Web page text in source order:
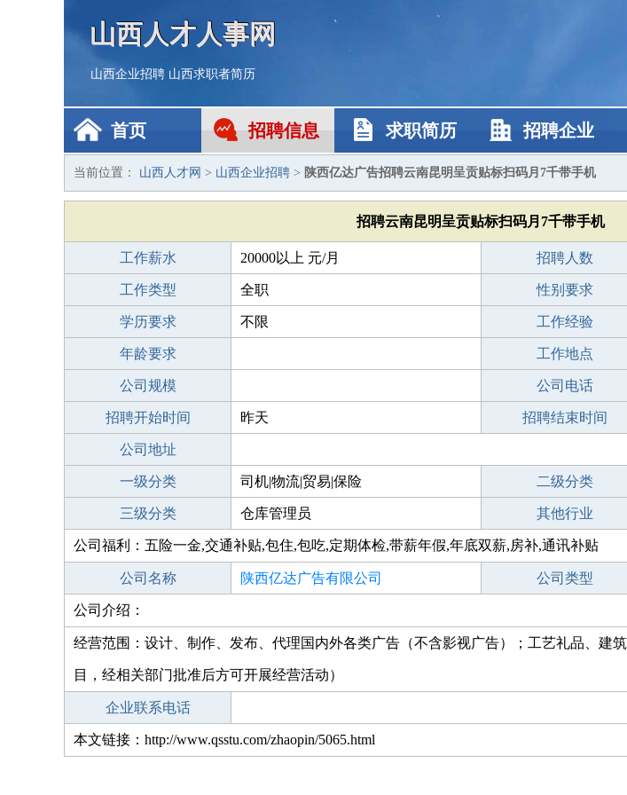
山西人才人事网
山西企业招聘 山西求职者简历
首页 招聘信息 求职简历 招聘企业
当前位置： 山西人才网 > 山西企业招聘 > 陕西亿达广告招聘云南昆明呈贡贴标扫码月7千带手机
招聘云南昆明呈贡贴标扫码月7千带手机
工作薪水 20000以上 元/月 招聘人数
工作类型 全职 性别要求
学历要求 不限 工作经验
年龄要求 工作地点
公司规模 公司电话
招聘开始时间 昨天 招聘结束时间
公司地址
一级分类 司机|物流|贸易|保险 二级分类
三级分类 仓库管理员 其他行业
公司福利：五险一金,交通补贴,包住,包吃,定期体检,带薪年假,年底双薪,房补,通讯补贴
公司名称 陕西亿达广告有限公司 公司类型
公司介绍：
经营范围：设计、制作、发布、代理国内外各类广告（不含影视广告）；工艺礼品、建
目，经相关部门批准后方可开展经营活动）
企业联系电话
本文链接：http://www.qsstu.com/zhaopin/5065.html